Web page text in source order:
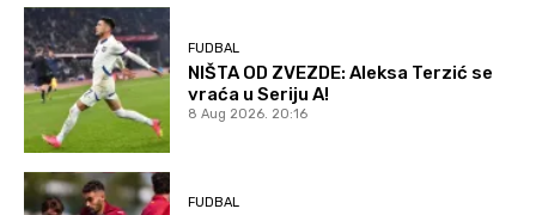
FUDBAL
NIŠTA OD ZVEZDE: Aleksa Terzić se
vraća u Seriju A!
8 Aug 2026. 20:16
FUDBAL